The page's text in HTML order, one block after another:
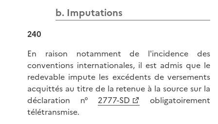
b. Imputations
240
En raison notamment de l'incidence des
conventions internationales, il est admis que le
redevable impute les excédents de versements
acquittés au titre de la retenue à la source sur la
déclaration n° 2777-SD
obligatoirement
télétransmise.